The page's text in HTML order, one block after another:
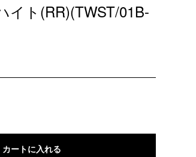
イト(RR)(TWST/01B-
カートに入れる